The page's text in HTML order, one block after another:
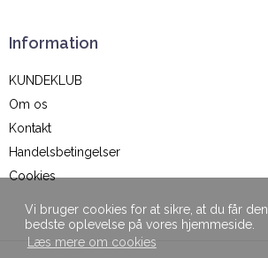
Vi bruger cookies for at sikre, at du får den
bedste oplevelse på vores hjemmeside.
Læs mere om cookies
Information
KUNDEKLUB
Om os
Kontakt
Handelsbetingelser
Cookies